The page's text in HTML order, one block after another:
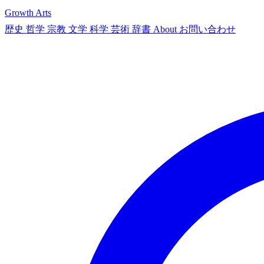
Growth Arts
歴史 哲学 宗教 文学 科学 芸術 辞書 About お問い合わせ